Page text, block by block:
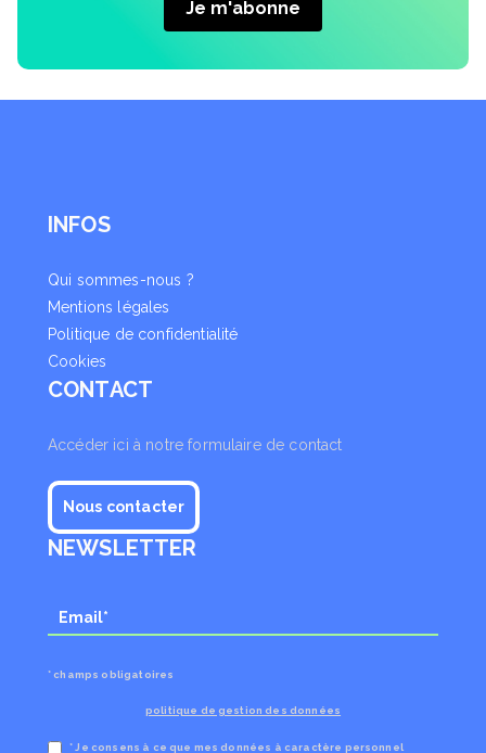
INFOS
Qui sommes-nous ?
Mentions légales
Politique de confidentialité
Cookies
CONTACT
Accéder ici à notre formulaire de contact
Nous contacter
NEWSLETTER
* champs obligatoires
politique de gestion des données
* Je consens à ce que mes données à caractère personnel